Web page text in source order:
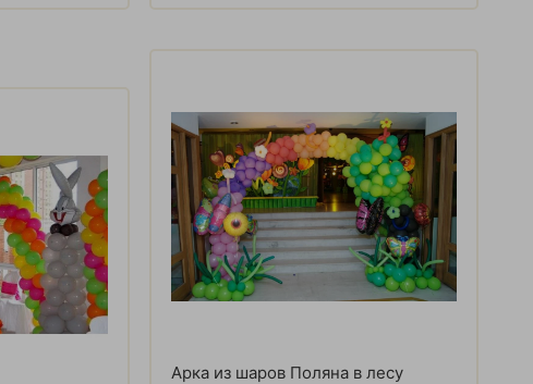
Арка из шаров Поляна в лесу